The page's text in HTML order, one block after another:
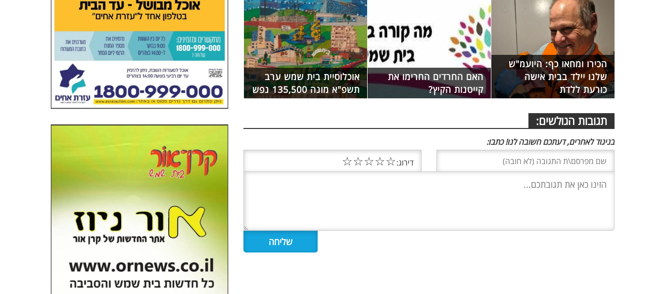
הכירו ומחאו כף: היועמ"ש
שלנו יילד בבית אישה
כורעת ללדת
האם החרדים החרימו את
קייטנות הקיץ?
אוכלוסיית בית שמש ערב
תשפ"א מונה 135,500 נפש
תגובות הגולשים:
בניגוד לאחרים, דעתכם חשובה לנו! כתבו:
דירוג:☆
☆
☆
☆
☆